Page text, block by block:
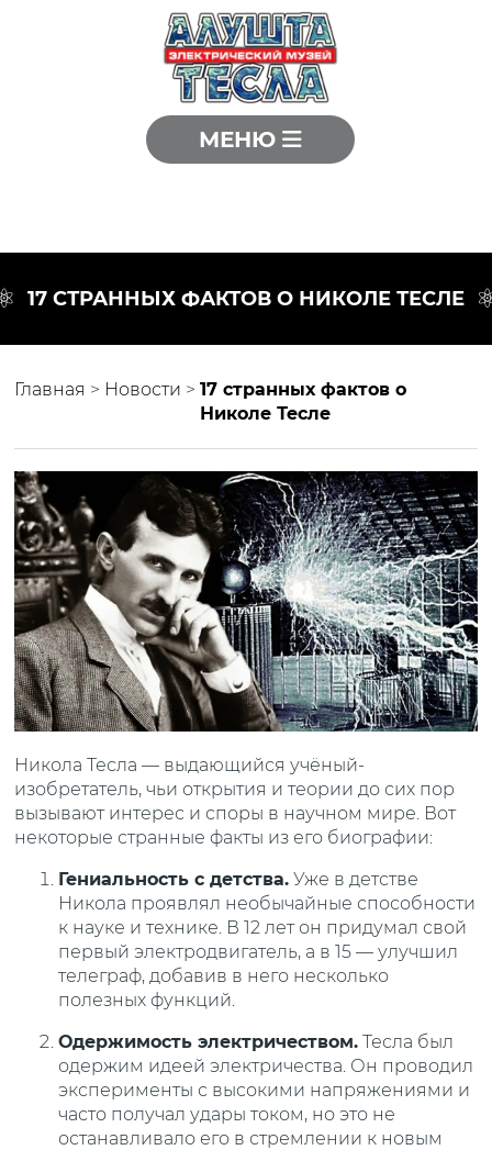
МЕНЮ
17 СТРАННЫХ ФАКТОВ О НИКОЛЕ ТЕСЛЕ
Главная > Новости >17 странных фактов о
Николе Тесле
Никола Тесла — выдающийся учёный-
изобретатель, чьи открытия и теории до сих пор
вызывают интерес и споры в научном мире. Вот
некоторые странные факты из его биографии:
Гениальность с детства. Уже в детстве
Никола проявлял необычайные способности
к науке и технике. В 12 лет он придумал свой
первый электродвигатель, а в 15 — улучшил
телеграф, добавив в него несколько
полезных функций.
Одержимость электричеством. Тесла был
одержим идеей электричества. Он проводил
эксперименты с высокими напряжениями и
часто получал удары током, но это не
останавливало его в стремлении к новым